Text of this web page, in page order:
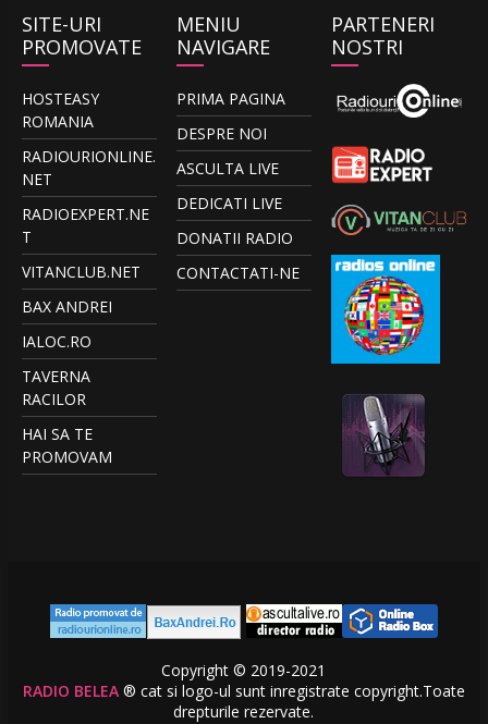
SITE-URI
PROMOVATE
HOSTEASY
ROMANIA
RADIOURIONLINE.
NET
RADIOEXPERT.NE
T
VITANCLUB.NET
BAX ANDREI
IALOC.RO
TAVERNA
RACILOR
HAI SA TE
PROMOVAM
MENIU
NAVIGARE
PRIMA PAGINA
DESPRE NOI
ASCULTA LIVE
DEDICATI LIVE
DONATII RADIO
CONTACTATI-NE
PARTENERI
NOSTRI
Copyright © 2019-2021
RADIO BELEA® cat si logo-ul sunt inregistrate copyright.Toate
drepturile rezervate.